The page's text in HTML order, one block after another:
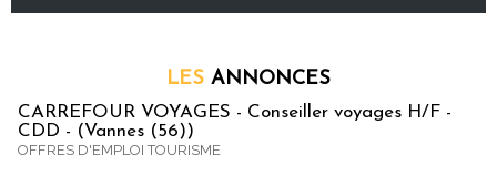
LES ANNONCES
CARREFOUR VOYAGES - Conseiller voyages H/F -
CDD - (Vannes (56))
OFFRES D'EMPLOI TOURISME